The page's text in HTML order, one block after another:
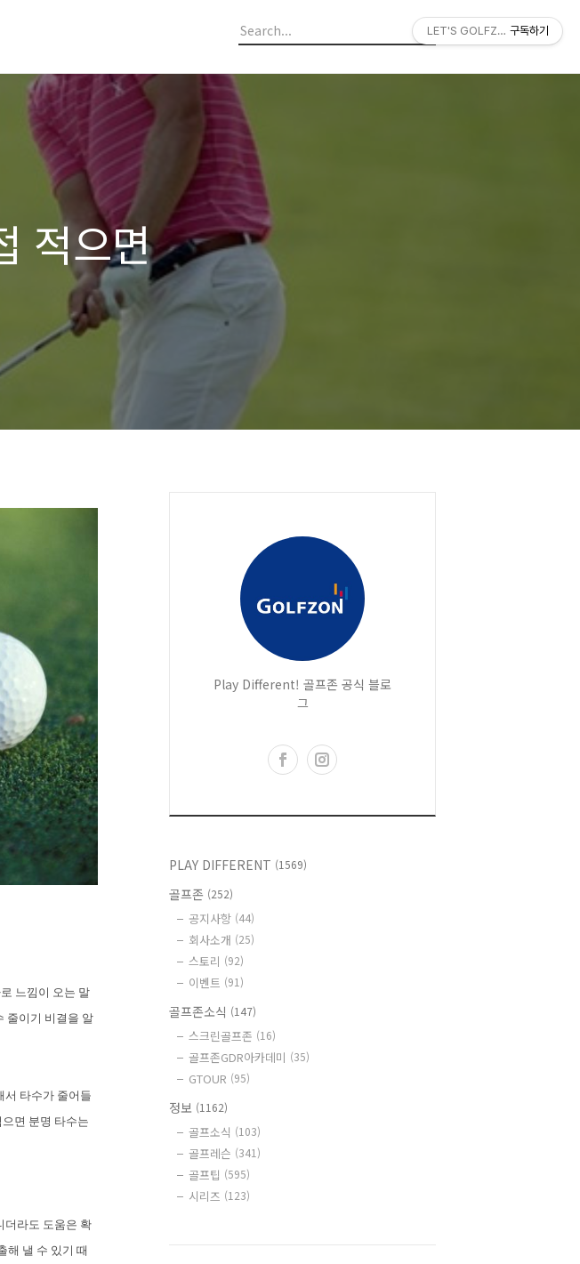
적으면
느낌이 오는 말
줄이기 비결을 알
서 타수가 줄어들
면 분명 타수는
더라도 도움은 확
해 낼 수 있기 때
Play Different! 골프존 공식 블로
그
PLAY DIFFERENT (1569)
골프존 (252)
공지사항 (44)
회사소개 (25)
스토리 (92)
이벤트 (91)
골프존소식 (147)
스크린골프존 (16)
골프존GDR아카데미 (35)
GTOUR (95)
정보 (1162)
골프소식 (103)
골프레슨 (341)
골프팁 (595)
시리즈 (123)
LET'S GOLFZON구독하기